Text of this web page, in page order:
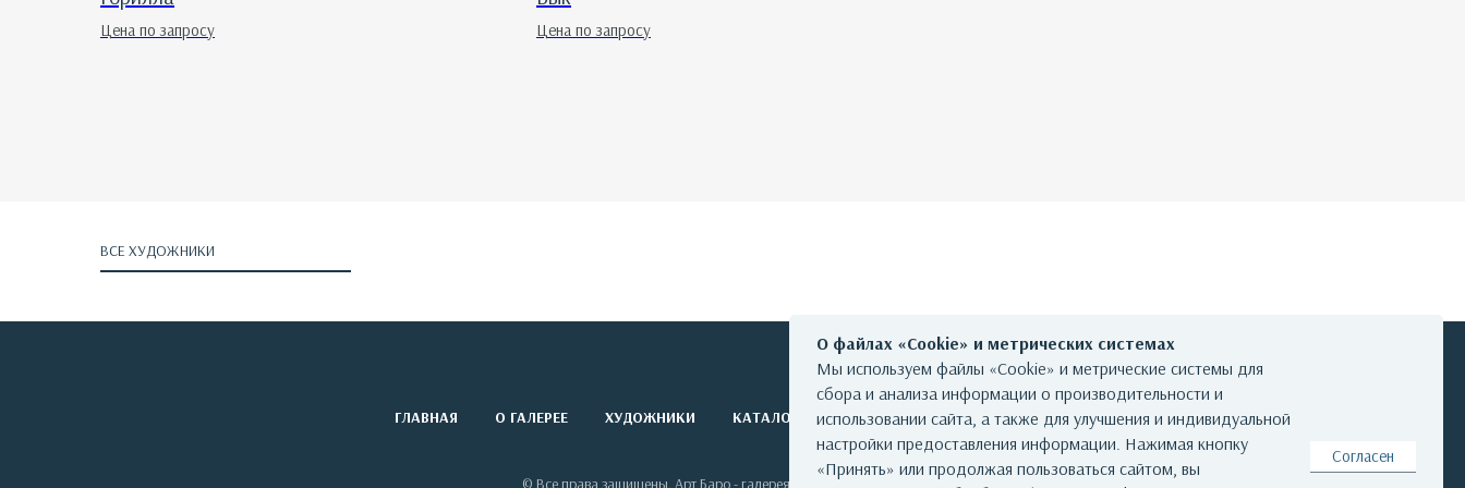
Цена по запросу Цена по запросу
ВСЕ ХУДОЖНИКИ
ГЛАВНАЯ О ГАЛЕРЕЕ ХУДОЖНИКИ КАТАЛОГ РАБОТ СОБЫТИЯ КОНТАКТЫ
© Все права защищены. Арт Баро - галерея современного искусства
О файлах «Cookie» и метрических системах
Мы используем файлы «Cookie» и метрические системы для
сбора и анализа информации о производительности и
использовании сайта, а также для улучшения и индивидуальной
настройки предоставления информации. Нажимая кнопку
«Принять» или продолжая пользоваться сайтом, вы
Согласен